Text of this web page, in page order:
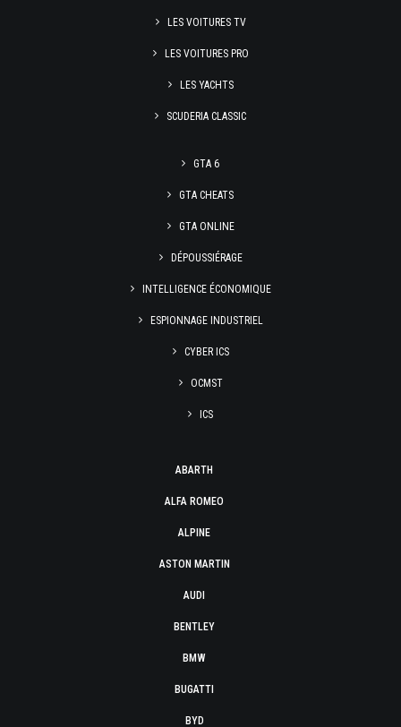
LES VOITURES TV
LES VOITURES PRO
LES YACHTS
SCUDERIA CLASSIC
GTA 6
GTA CHEATS
GTA ONLINE
DÉPOUSSIÉRAGE
INTELLIGENCE ÉCONOMIQUE
ESPIONNAGE INDUSTRIEL
CYBER ICS
OCMST
ICS
ABARTH
ALFA ROMEO
ALPINE
ASTON MARTIN
AUDI
BENTLEY
BMW
BUGATTI
BYD